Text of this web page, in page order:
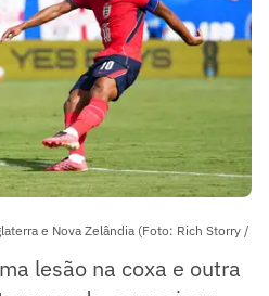
e Nova Zelândia (Foto: Rich Storry /
lesão na coxa e outra